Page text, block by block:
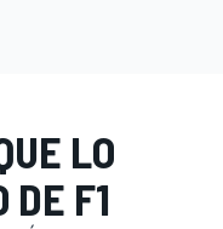
LO
DE F1